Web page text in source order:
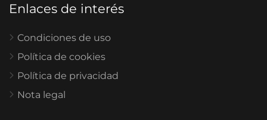
Enlaces de interés
Condiciones de uso
Política de cookies
Política de privacidad
Nota legal